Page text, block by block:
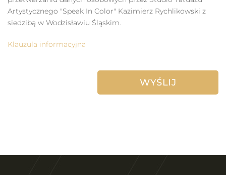
Artystycznego "Speak In Color" Kazimierz Rychlikowski z
siedzibą w Wodzisławiu Śląskim.
Klauzula informacyjna